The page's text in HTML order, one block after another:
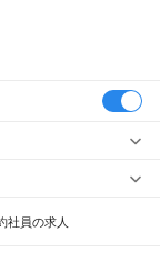
社員の求人